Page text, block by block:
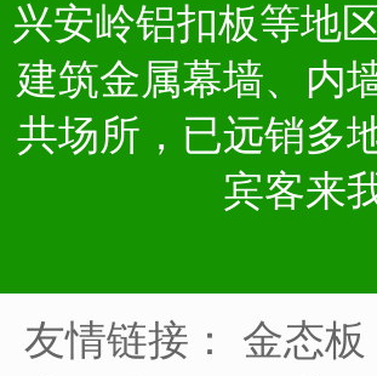
兴安岭铝扣板等地
建筑金属幕墙、内
共场所，已远销多
宾客来
友情链接： 金态板